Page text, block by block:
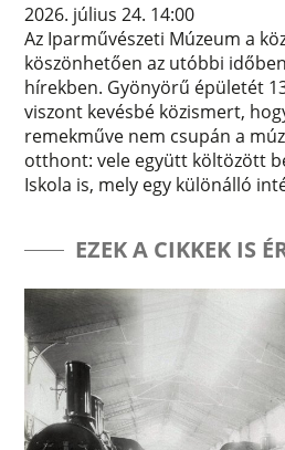
2026. július 24. 14:00
Az Iparművészeti Múzeum a
köszönhetően az utóbbi
hírekben. Gyönyörű épületét
viszont kevésbé közismert,
remekműve nem csupán a
otthont: vele együtt költözött
Iskola is, mely egy különálló
EZEK A CIKKEK IS